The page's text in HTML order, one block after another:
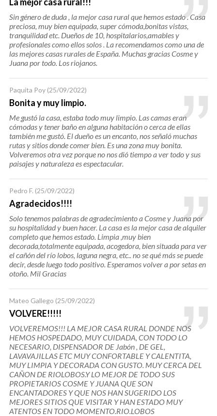
Sin género de duda , la mejor casa rural que hemos estado . Casa
preciosa, muy bien equipada, super cómoda,bonitas vistas,
tranquilidad etc. Dueños de 10, hospitalarios,amables y
profesionales como ellos solos . La recomendamos como una de
las mejores casas rurales de España. Muchas gracias Cosme y
Juana por todo. Los riojanos.
Paquita Poy (25/09/2022)
Bonita y muy limpio.
Me gustó la casa, estaba todo muy limpio. Las camas eran
cómodas y tener baño en alguna habitación o cerca de ellas
también me gustó. El dueño es un encanto, nos señaló muchas
rutas y sitios donde comer bien. Es una zona muy bonita.
Volveremos otra vez porque no nos dió tiempo a ver todo y sus
paisajes y naturaleza es espectacular.
Pedro F. (25/09/2022)
Agradecidos!!!!
Solo tenemos palabras de agradecimiento a Cosme y Juana por
su hospitalidad y buen hacer. La casa es la mejor casa de alquiler
completo que hemos estado. Limpia ,muy bien
decorada,totalmente equipada, acogedora, bien situada para ver
el cañón del río lobos, laguna negra, etc.. no se qué más se puede
decir, desde luego todo positivo. Esperamos volver a por setas en
otoño. Mil Gracias
Mateo Gallego (25/09/2022)
VOLVERE!!!!!
VOLVEREMOS!!! LA MEJOR CASA RURAL DONDE NOS
HEMOS HOSPEDADO, MUY CUIDADA, CON TODO LO
NECESARIO, DISPENSADOR DE Jabón , DE GEL,
LAVAVAJILLAS ETC MUY CONFORTABLE Y CALENTITA,
MUY LIMPIA Y DECORADA CON GUSTO. MUY CERCA DEL
CAÑON DE RIOLOBOS.Y LO MEJOR DE TODO SUS
PROPIETARIOS COSME Y JUANA QUE SON
ENCANTADORES Y QUE NOS HAN SUGERIDO LOS
MEJORES SITIOS QUE VISITAR Y HAN ESTADO MUY
ATENTOS EN TODO MOMENTO.RIO.LOBOS